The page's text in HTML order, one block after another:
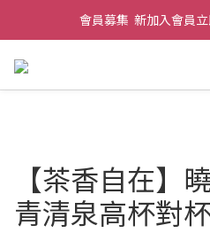
會員募集  新加入會員
【茶香自在】
青清泉高杯對